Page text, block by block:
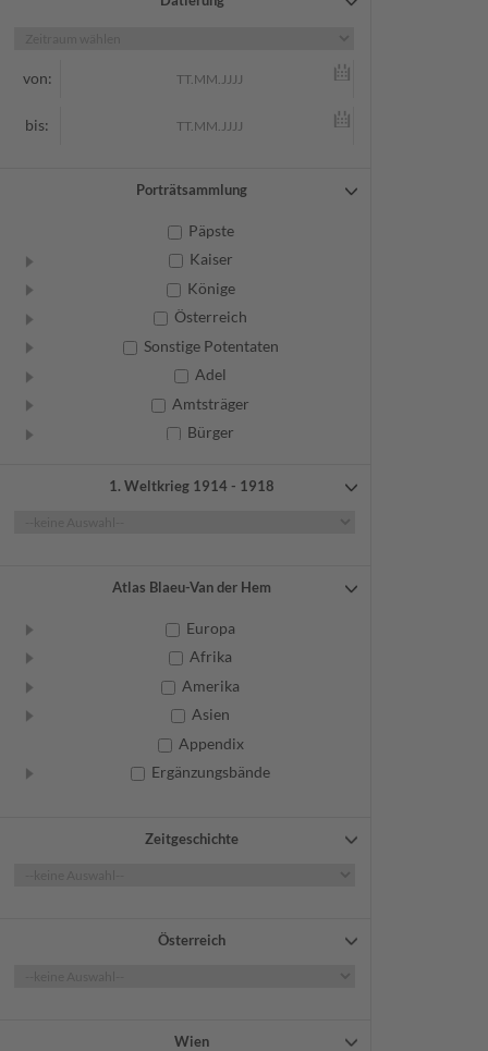
von:
bis:
Porträtsammlung
Päpste
Kaiser
Könige
Österreich
Sonstige Potentaten
Adel
Amtsträger
Bürger
Geistliche
Weitere
1. Weltkrieg 1914 - 1918
Atlas Blaeu-Van der Hem
Europa
Afrika
Amerika
Asien
Appendix
Ergänzungsbände
Zeitgeschichte
Österreich
Wien